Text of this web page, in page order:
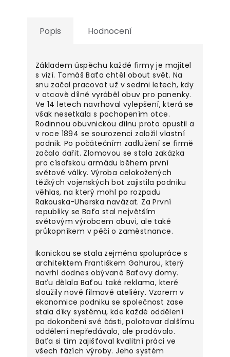
Popis Hodnocení
Základem úspěchu každé firmy je majitel
s vizí. Tomáš Baťa chtěl obout svět. Na
snu začal pracovat už v sedmi letech, kdy
v otcově dílně vyráběl obuv pro panenky.
Ve 14 letech navrhoval vylepšení, která se
však nesetkala s pochopením otce.
Rodinnou obuvnickou dílnu proto opustil a
v roce 1894 se sourozenci založil vlastní
podnik. Po počátečním zadlužení se firmě
začalo dařit. Zlomovou se stala zakázka
pro císařskou armádu během první
světové války. Výroba celokožených
těžkých vojenských bot zajistila podniku
věhlas, na který mohl po rozpadu
Rakouska-Uherska navázat. Za První
republiky se Baťa stal největším
světovým výrobcem obuvi, ale také
průkopníkem v péči o zaměstnance.
Ikonickou se stala zejména spolupráce s
architektem Františkem Gahurou, který
navrhl dodnes obývané Baťovy domy.
Baťu dělala Baťou také reklama, které
sloužily nové filmové ateliéry. Vzorem v
ekonomice podniku se společnost zase
stala díky systému, kde každé oddělení
po dokončení své části, polotovar dalšímu
oddělení nepředávalo, ale prodávalo.
Baťa si tím zajišťoval kvalitní práci ve
všech fázích výroby. Jeho systém